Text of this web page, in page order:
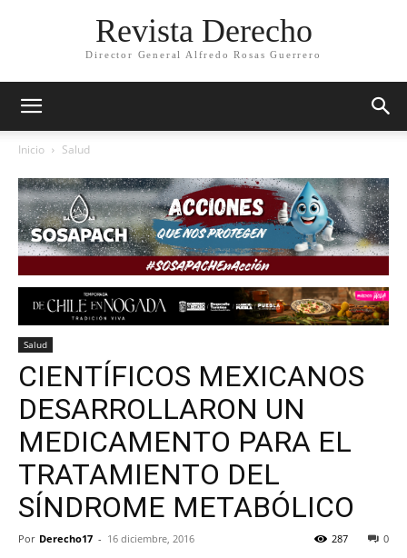
Revista Derecho
Director General Alfredo Rosas Guerrero
Inicio Salud
Salud
CIENTÍFICOS MEXICANOS
DESARROLLARON UN
MEDICAMENTO PARA EL
TRATAMIENTO DEL
SÍNDROME METABÓLICO
Por Derecho17 - 16 diciembre, 2016 0
287